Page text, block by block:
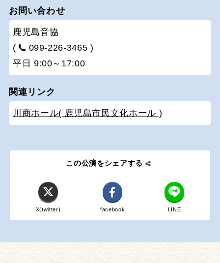
お問い合わせ
鹿児島音協
(
099-226-3465 )
平日 9:00～17:00
関連リンク
川商ホール( 鹿児島市民文化ホール )
この公演をシェアする
X(twitter) facebook LINE